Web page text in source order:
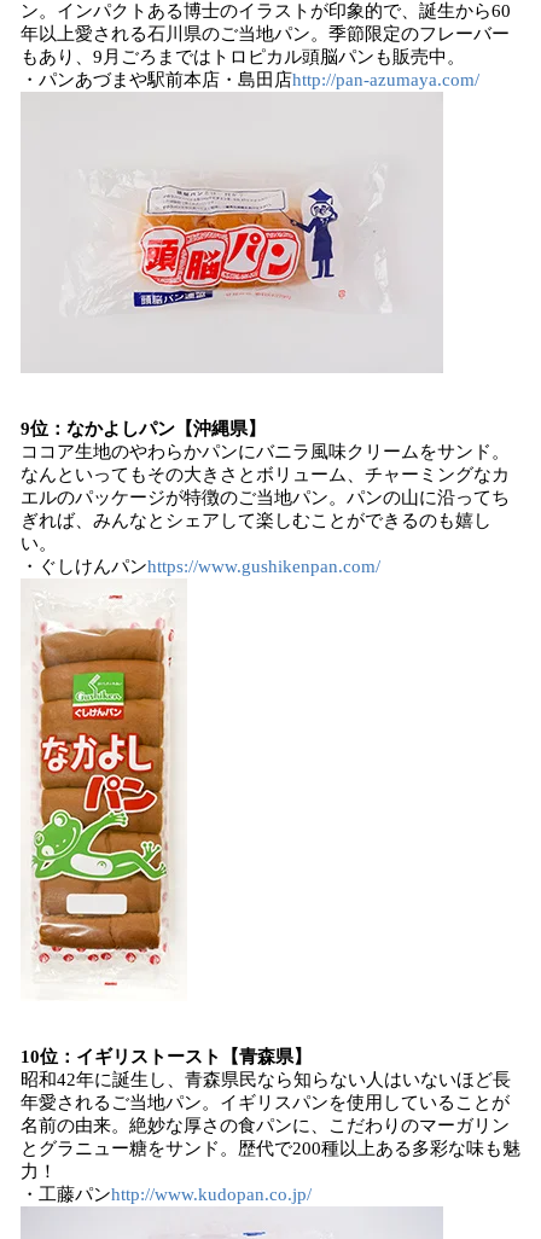
ン。インパクトある博士のイラストが印象的で、誕生から60
年以上愛される石川県のご当地パン。季節限定のフレーバー
もあり、9月ごろまではトロピカル頭脳パンも販売中。
・パンあづまや駅前本店・島田店http://pan-azumaya.com/
9位：なかよしパン【沖縄県】
ココア生地のやわらかパンにバニラ風味クリームをサンド。
なんといってもその大きさとボリューム、チャーミングなカ
エルのパッケージが特徴のご当地パン。パンの山に沿ってち
ぎれば、みんなとシェアして楽しむことができるのも嬉し
い。
・ぐしけんパンhttps://www.gushikenpan.com/
10位：イギリストースト【青森県】
昭和42年に誕生し、青森県民なら知らない人はいないほど長
年愛されるご当地パン。イギリスパンを使用していることが
名前の由来。絶妙な厚さの食パンに、こだわりのマーガリン
とグラニュー糖をサンド。歴代で200種以上ある多彩な味も魅
力！
・工藤パンhttp://www.kudopan.co.jp/